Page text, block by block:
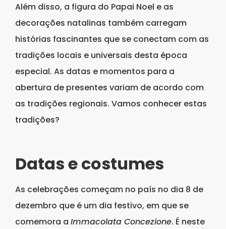
Além disso, a figura do Papai Noel e as
decorações natalinas também carregam
histórias fascinantes que se conectam com as
tradições locais e universais desta época
especial. As datas e momentos para a
abertura de presentes variam de acordo com
as tradições regionais. Vamos conhecer estas
tradições?
Datas e costumes
As celebrações começam no país no dia 8 de
dezembro que é um dia festivo, em que se
comemora a Immacolata Concezione. É neste